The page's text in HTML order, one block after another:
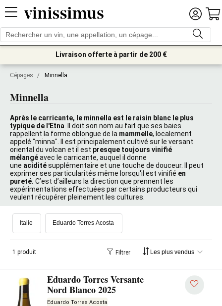
Livraison offerte à partir de 200 €
Cépages / Minnella
Minnella
Après le carricante, le minnella est le raisin blanc le plus
typique de l'Etna . Il doit son nom au fait que ses baies
rappellent la forme oblongue de la mammelle, localement
appelé "minna". Il est principalement cultivé sur le versant
oriental du volcan et il est presque toujours vinifié
mélangéavec le carricante, auquel il donne
une aciditésupplémentaire et une touche de douceur. Il peut
exprimer ses particularités même lorsqu'il est vinifié en
pureté. C’est d’ailleurs la direction que prennent les
expérimentations effectuées par certains producteurs qui
veulent récupérer pleinement les cultures.
Italie Eduardo Torres Acosta
1 produit Filtrer
Eduardo Torres Versante
Nord Blanco 2025
Eduardo Torres Acosta